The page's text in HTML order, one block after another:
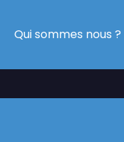
Qui sommes nous ?